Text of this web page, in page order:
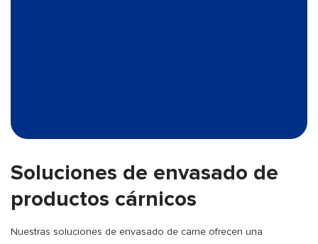
Soluciones de envasado de
productos cárnicos
Nuestras soluciones de envasado de carne ofrecen una